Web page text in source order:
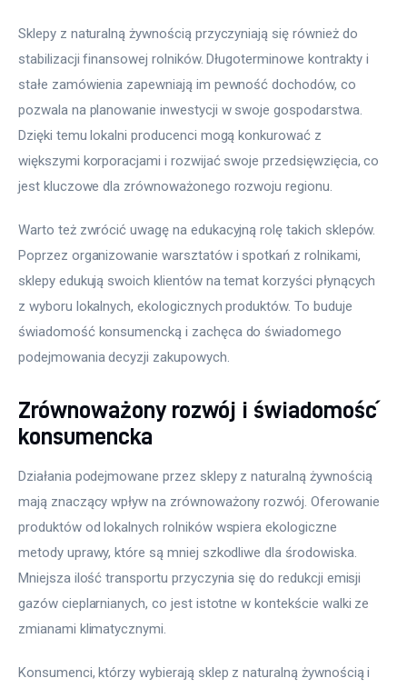
Sklepy z naturalną żywnością przyczyniają się również do
stabilizacji finansowej rolników. Długoterminowe kontrakty i
stałe zamówienia zapewniają im pewność dochodów, co
pozwala na planowanie inwestycji w swoje gospodarstwa.
Dzięki temu lokalni producenci mogą konkurować z
większymi korporacjami i rozwijać swoje przedsięwzięcia, co
jest kluczowe dla zrównoważonego rozwoju regionu.
Warto też zwrócić uwagę na edukacyjną rolę takich sklepów.
Poprzez organizowanie warsztatów i spotkań z rolnikami,
sklepy edukują swoich klientów na temat korzyści płynących
z wyboru lokalnych, ekologicznych produktów. To buduje
świadomość konsumencką i zachęca do świadomego
podejmowania decyzji zakupowych.
Zrównoważony rozwój i świadomość
konsumencka
Działania podejmowane przez sklepy z naturalną żywnością
mają znaczący wpływ na zrównoważony rozwój. Oferowanie
produktów od lokalnych rolników wspiera ekologiczne
metody uprawy, które są mniej szkodliwe dla środowiska.
Mniejsza ilość transportu przyczynia się do redukcji emisji
gazów cieplarnianych, co jest istotne w kontekście walki ze
zmianami klimatycznymi.
Konsumenci, którzy wybierają sklep z naturalną żywnością i